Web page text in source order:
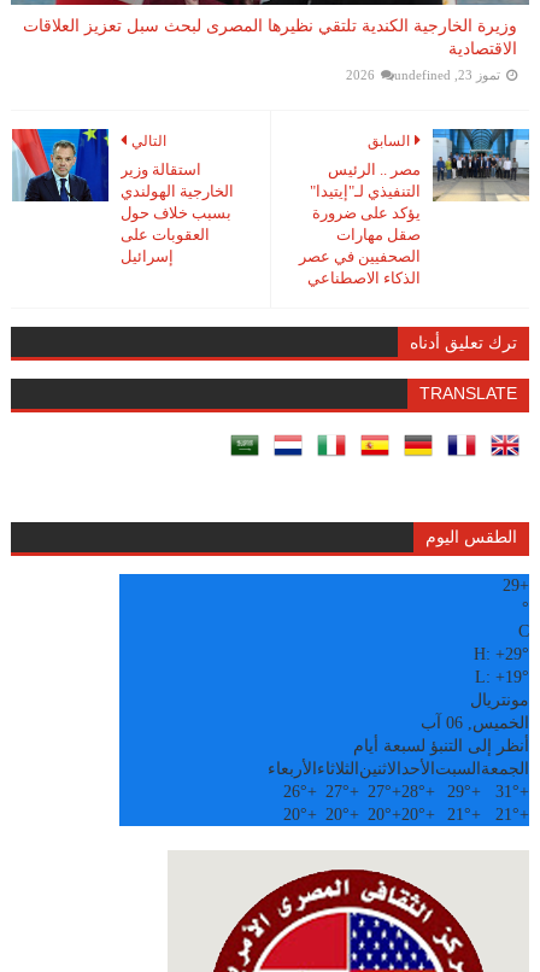
وزيرة الخارجية الكندية تلتقي نظيرها المصرى لبحث سبل تعزيز العلاقات
الاقتصادية
تموز 23, 2026 undefined
التالي
استقالة وزير
الخارجية الهولندي
بسبب خلاف حول
العقوبات على
إسرائيل
السابق
مصر .. الرئيس
التنفيذي لـ"إيتيدا"
يؤكد على ضرورة
صقل مهارات
الصحفيين في عصر
الذكاء الاصطناعي
ترك تعليق أدناه
TRANSLATE
الطقس اليوم
+
29
°
C
H:+29°
L:+19°
مونتريال
الخميس, 06 آب
أنظر إلى التنبؤ لسبعة أيام
الجمعة السبت الأحدالاثنين الثلاثاء الأربعاء
+
31°
+
29°
+
28°
+
27°
+
27°
+
26°
+
21°
+
21°
+
20°
+
20°
+
20°
+
20°